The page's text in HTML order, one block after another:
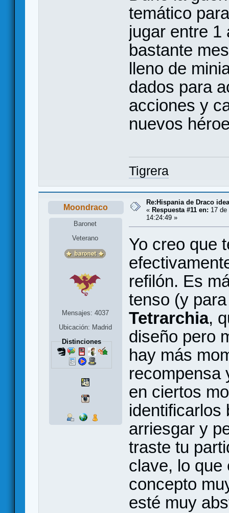
temático
jugar entre 1
bastante
lleno de
dados para
acciones y
nuevos
Tigrera
Moondraco
Baronet
Veterano
Mensajes: 4037
Ubicación: Madrid
Distinciones
Re:Hispania de Draco
« Respuesta #11 en: 17 de
14:24:49 »
Yo creo que
refilón. Es
tenso (y
Tetrarchia,
diseño pero
hay más
recompensa
en ciertos
identificarlos
arriesgar y
traste tu
clave, lo que
concepto
esté muy